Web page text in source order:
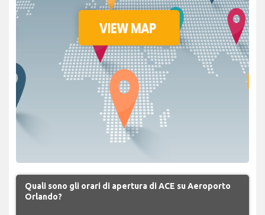
Quali sono gli orari di apertura di ACE su Aeroporto
Orlando?